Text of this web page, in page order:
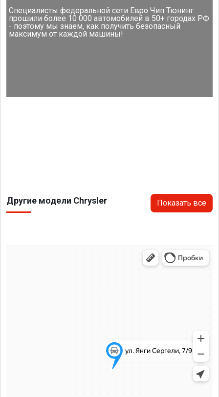
Специалисты федеральной сети Евро Чип Тюнинг
прошили более 10 000 автомобилей в 50+ городах РФ
- поэтому мы знаем, как получить безопасный
максимум от каждой машины!
Другие модели Chrysler Показать все